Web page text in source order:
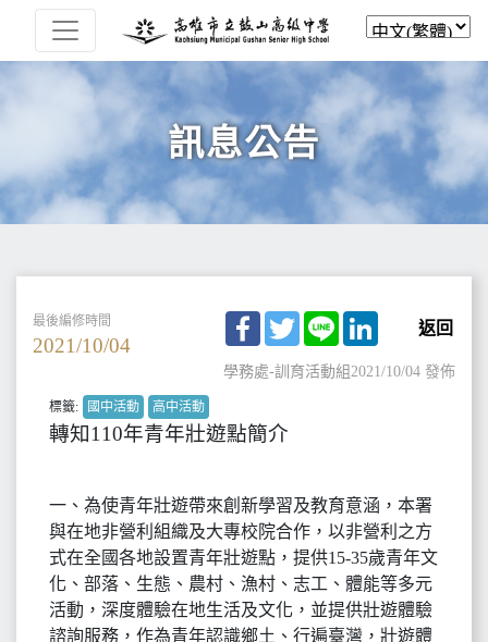
訊息公告
最後編修時間
2021/10/04
Facebook
TwitterLine LinkedIn
返回
學務處-訓育活動組2021/10/04 發佈
標籤: 國中活動 高中活動
轉知110年青年壯遊點簡介
一、為使青年壯遊帶來創新學習及教育意涵，本署
與在地非營利組織及大專校院合作，以非營利之方
式在全國各地設置青年壯遊點，提供15-35歲青年文
化、部落、生態、農村、漁村、志工、體能等多元
活動，深度體驗在地生活及文化，並提供壯遊體驗
諮詢服務，作為青年認識鄉土、行遍臺灣，壯遊體